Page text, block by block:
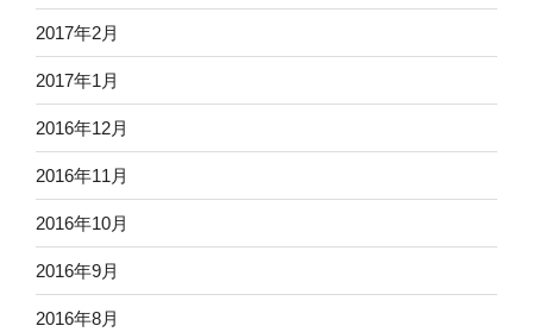
2017年2月
2017年1月
2016年12月
2016年11月
2016年10月
2016年9月
2016年8月